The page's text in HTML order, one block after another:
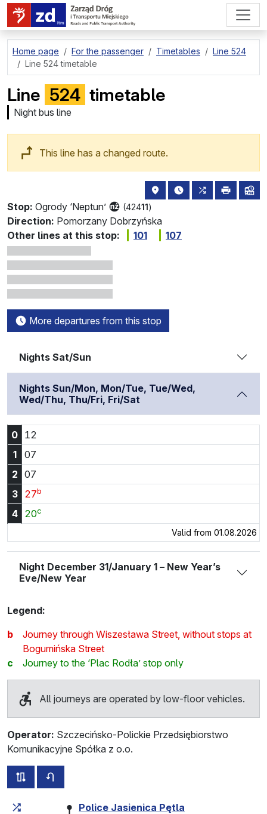
go to page content
Home page For the passenger Timetables
Line 524
Line 524 timetable
Line 524 timetable
Night bus line
This line has a changed route.
Stop: Ogrody ‘Neptun’ (42411)
stop location on the map
the nearest
all lines
print
Direction: Pomorzany Dobrzyńska
Other lines at this stop:
101 107
More departures from this stop
Nights Sat/Sun
Nights Sun/Mon, Mon/Tue, Tue/Wed,
Wed/Thu, Thu/Fri, Fri/Sat
0 12
1
07
2 07
3
27b
4
20c
Valid from 01.08.2026
Night December 31/January 1 – New Year’s
Eve/New Year
Legend:
b
Journey through Wiszesława Street, without stops at
Bogumińska Street
c
Journey to the ‘Plac Rodła’ stop only
All journeys are operated by low-floor vehicles.
Operator: Szczecińsko-Polickie Przedsiębiorstwo
Komunikacyjne Spółka z o.o.
all routes of this line
Cumulative travel time Travel time between stops
Police Jasienica Pętla